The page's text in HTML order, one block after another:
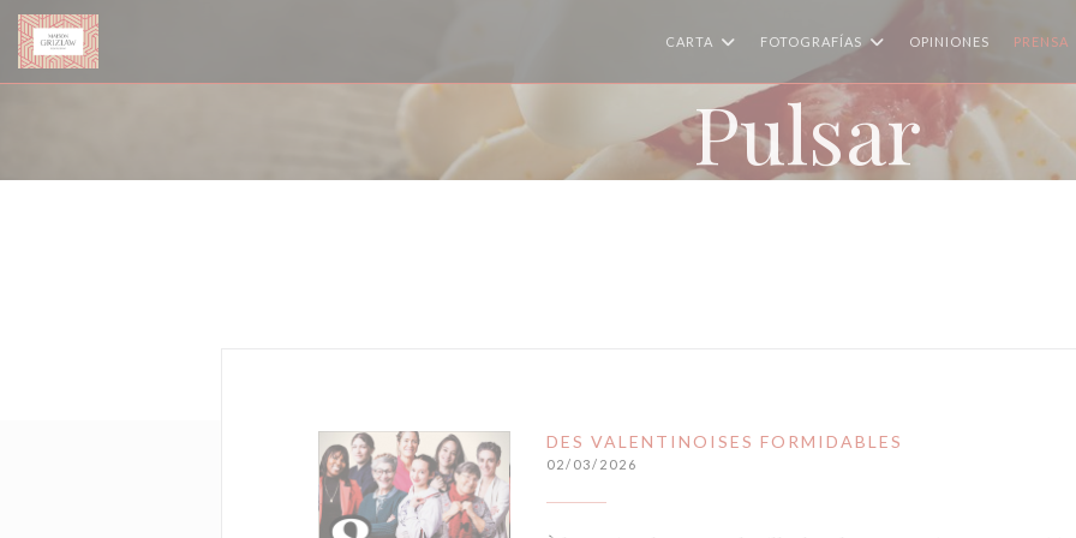
Personalización de sus opciones de cookies
CARTA FOTOGRAFÍAS OPINIONES PRENSA
Pulsar
DES VALENTINOISES FORMIDABLES
02/03/2026